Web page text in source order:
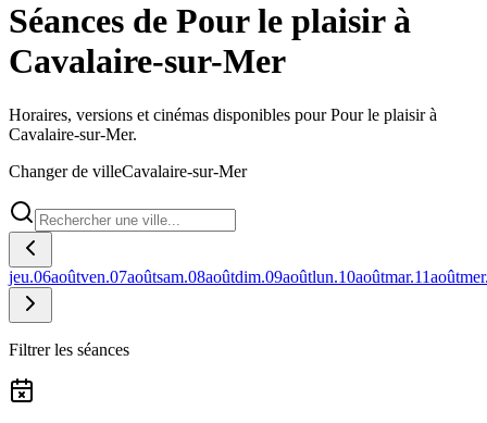
Séances de Pour le plaisir à
Cavalaire-sur-Mer
Horaires, versions et cinémas disponibles pour Pour le plaisir à
Cavalaire-sur-Mer.
Changer de villeCavalaire-sur-Mer
jeu.06aoûtven.07aoûtsam.08aoûtdim.09aoûtlun.10aoûtmar.11août
Filtrer les séances